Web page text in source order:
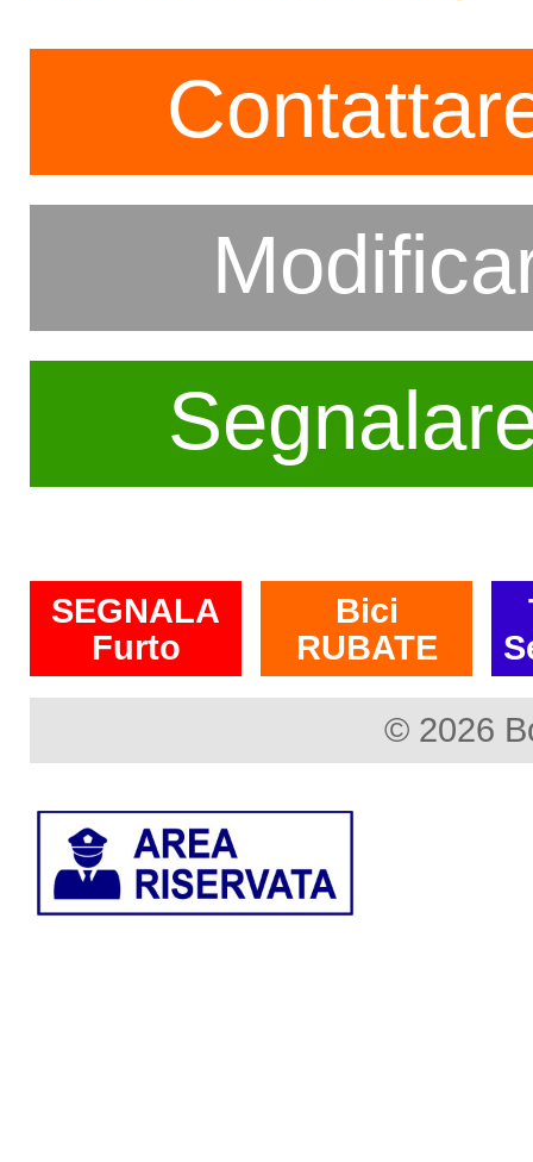
SEGNALA
Furto
Bici
RUBATE
© 2026